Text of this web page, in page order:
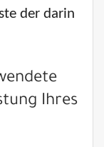
der darin
Ihres